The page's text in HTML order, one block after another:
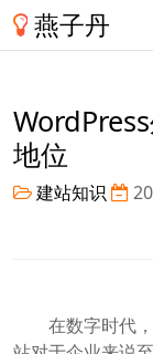
燕子丹
地位
建站知识
在数字时代，